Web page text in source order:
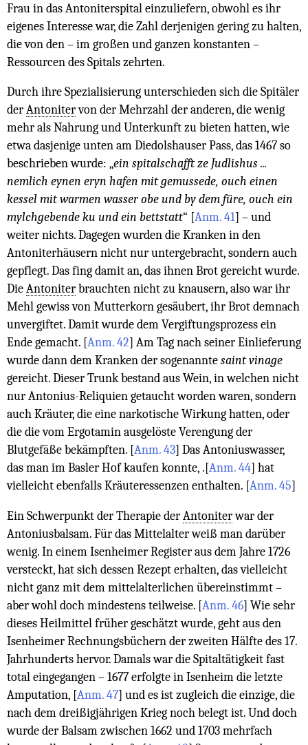
Frau in das Antoniterspital einzuliefern, obwohl es ihr
eigenes Interesse war, die Zahl derjenigen gering zu halten,
die von den – im großen und ganzen konstanten –
Ressourcen des Spitals zehrten.
Durch ihre Spezialisierung unterschieden sich die Spitäler
der Antonitervon der Mehrzahl der anderen, die wenig
mehr als Nahrung und Unterkunft zu bieten hatten, wie
etwa dasjenige unten am Diedolshauser Pass, das 1467 so
beschrieben wurde: „ein spitalschafft ze Judlishus ...
nemlich eynen eryn hafen mit gemussede, ouch einen
kessel mit warmen wasser obe und by dem füre, ouch ein
mylchgebende ku und ein bettstatt“ [Anm. 41] – und
weiter nichts. Dagegen wurden die Kranken in den
Antoniterhäusern nicht nur untergebracht, sondern auch
gepflegt. Das fing damit an, das ihnen Brot gereicht wurde.
Die Antoniter brauchten nicht zu knausern, also war ihr
Mehl gewiss von Mutterkorn gesäubert, ihr Brot demnach
unvergiftet. Damit wurde dem Vergiftungsprozess ein
Ende gemacht. [Anm. 42] Am Tag nach seiner Einlieferung
wurde dann dem Kranken der sogenannte saint vinage
gereicht. Dieser Trunk bestand aus Wein, in welchen nicht
nur Antonius-Reliquien getaucht worden waren, sondern
auch Kräuter, die eine narkotische Wirkung hatten, oder
die die vom Ergotamin ausgelöste Verengung der
Blutgefäße bekämpften. [Anm. 43] Das Antoniuswasser,
das man im Basler Hof kaufen konnte, . [Anm. 44] hat
vielleicht ebenfalls Kräuteressenzen enthalten. [Anm. 45]
Ein Schwerpunkt der Therapie der Antoniterwar der
Antoniusbalsam. Für das Mittelalter weiß man darüber
wenig. In einem Isenheimer Register aus dem Jahre 1726
versteckt, hat sich dessen Rezept erhalten, das vielleicht
nicht ganz mit dem mittelalterlichen übereinstimmt –
aber wohl doch mindestens teilweise. [Anm. 46] Wie sehr
dieses Heil­mittel früher geschätzt wurde, geht aus den
Isenheimer Rechnungsbüchern der zweiten Hälfte des 17.
Jahrhunderts hervor. Damals war die Spitaltätigkeit fast
total ein­gegangen – 1677 erfolgte in Isenheim die letzte
Amputation, [Anm. 47] und es ist zugleich die einzige, die
nach dem dreißigjährigen Krieg noch belegt ist. Und doch
wurde der Balsam zwischen 1662 und 1703 mehrfach